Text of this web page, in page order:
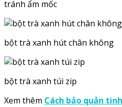
tránh ẩm mốc
bột trà xanh hút chân không
bột trà xanh túi zip
Xem thêm Cách bảo quản